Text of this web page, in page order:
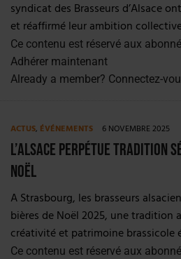
syndicat des Brasseurs d’Alsace
et réaffirmé leur ambition
Ce contenu est réservé aux
Adhérer maintenant
Already a member? Connectez-
ACTUS, ÉVÉNEMENTS 6 NOVEMBRE 2025
L’Alsace perpétue tradition
Noël
A Strasbourg, les brasseurs
bières de Noël 2025, une tradition
créativité et patrimoine brassicole
Ce contenu est réservé aux